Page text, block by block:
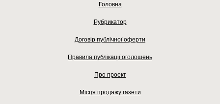
Головна
Рубрикатор
Договір публічної оферти
Правила публікації оголошень
Про проект
Місця продажу газети